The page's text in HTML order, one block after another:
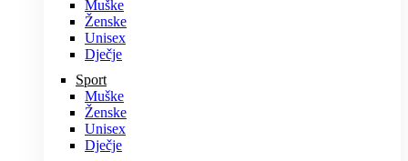
Muške
Ženske
Unisex
Dječje
Sport
Muške
Ženske
Unisex
Dječje